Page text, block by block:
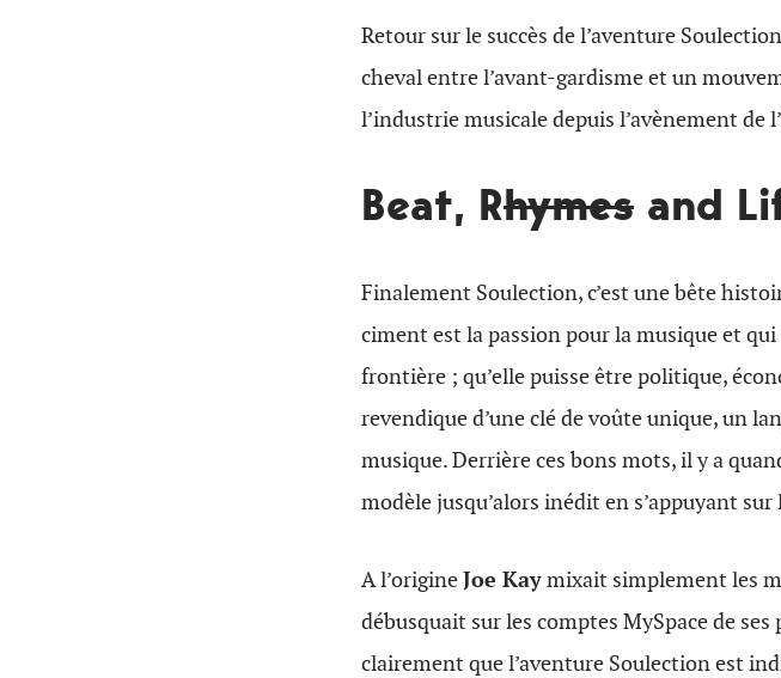
Retour sur le succès de l’aventure
cheval entre l’avant-gardisme et un
l’industrie musicale depuis l’avènement de
​Beat, Rhymes and
​Finalement Soulection, c’est une bête
ciment est la passion pour la musique et
frontière ; qu’elle puisse être politique,
revendique d’une clé de voûte unique, un
musique. Derrière ces bons mots, il y a
modèle jusqu’alors inédit en s’appuyant
A l’origineJoe Kaymixait simplement les
débusquait sur les comptes MySpace de
clairement que l’aventure Soulection est